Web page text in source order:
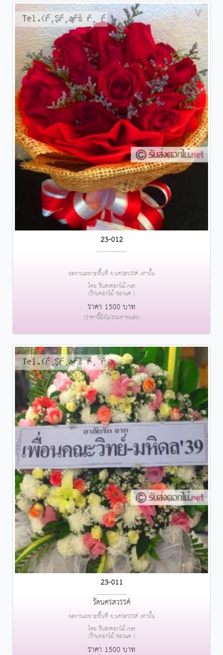
23-012
....................
ผลงานเฉพาะพื้นที่ จ.นครสวรรค์ เท่านั้น
โดย รับส่งดอกไม้.net
(ร้านดอกไม้ ช่องแค )
ราคา 1500 บาท
(ราคานี้ยังไม่รวมค่าขนส่ง)
23-011
....................
วัดนครสวรรค์
ผลงานเฉพาะพื้นที่ จ.นครสวรรค์ เท่านั้น
โดย รับส่งดอกไม้.net
(ร้านดอกไม้ ช่องแค )
ราคา 1500 บาท